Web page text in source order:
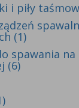
i piły
(1)
spawania na
(6)